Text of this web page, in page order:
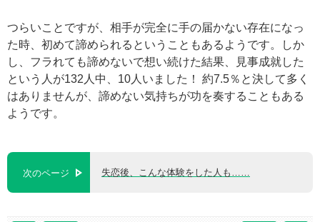
つらいことですが、相手が完全に手の届かない存在になっ
た時、初めて諦められるということもあるようです。しか
し、フラれても諦めないで想い続けた結果、見事成就した
という人が132人中、10人いました！ 約7.5％と決して多く
はありませんが、諦めない気持ちが功を奏することもある
ようです。
次のページ 失恋後、こんな体験をした人も……